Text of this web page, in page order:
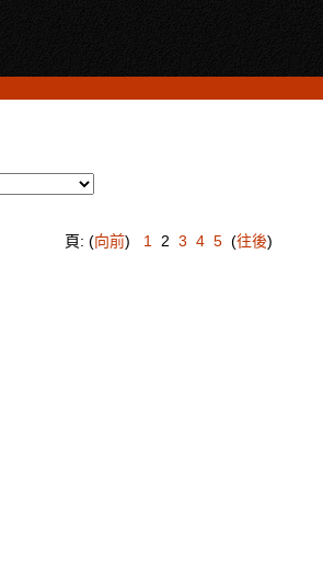
頁: (向前) 1 2 3 4 5(往後)